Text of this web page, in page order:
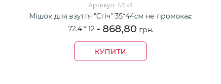
Артикул: 431-3
Мішок для взуття "Стіч" 35*44см не промокає
72.4 * 12= 868,80 грн.
КУПИТИ